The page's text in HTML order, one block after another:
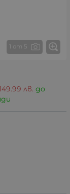
1 от 5
лв. до